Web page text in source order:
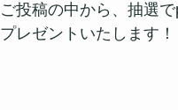
ご投稿の中から、抽選
プレゼントいたします！